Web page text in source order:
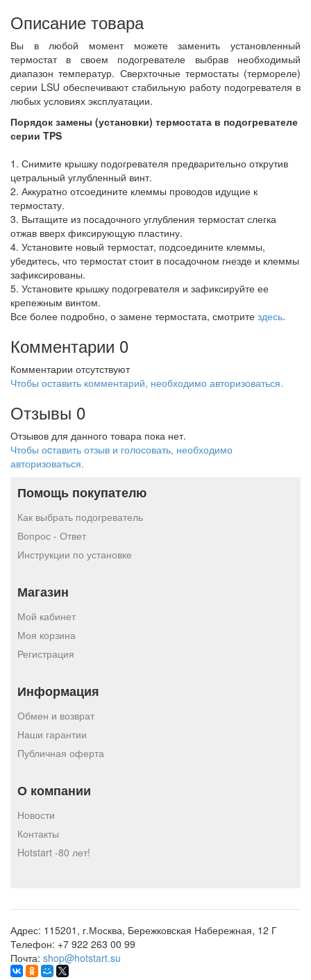
Описание товара
Вы в любой момент можете заменить установленный
термостат в своем подогревателе выбрав необходимый
диапазон температур. Сверхточные термостаты (термореле)
серии LSU обеспечивают стабильную работу подогревателя в
любых условиях эксплуатации.
Порядок замены (установки) термостата в подогревателе
серии TPS
1. Снимите крышку подогревателя предварительно открутив
цетральный углубленный винт.
2. Аккуратно отсоедините клеммы проводов идущие к
термостату.
3. Вытащите из посадочного углубления термостат слегка
отжав вверх фиксирующую пластину.
4. Установите новый термостат, подсоедините клеммы,
убедитесь, что термостат стоит в посадочном гнезде и клеммы
зафиксированы.
5. Установите крышку подогревателя и зафиксируйте ее
крепежным винтом.
Все более подробно, о замене термостата, смотрите здесь.
Комментарии 0
Комментарии отсутствуют
Чтобы оставить комментарий, необходимо авторизоваться.
Отзывы 0
Отзывов для данного товара пока нет.
Чтобы оcтавить отзыв и голосовать, необходимо
авторизоваться.
Помощь покупателю
Как выбрать подогреватель
Вопрос - Ответ
Инструкции по установке
Магазин
Мой кабинет
Моя корзина
Регистрация
Информация
Обмен и возврат
Наши гарантии
Публичная оферта
О компании
Новости
Контакты
Hotstart -80 лет!
Адрес: 115201, г.Москва, Бережковская Набережная, 12 Г
Телефон: +7 922 263 00 99
Почта: shop@hotstart.su